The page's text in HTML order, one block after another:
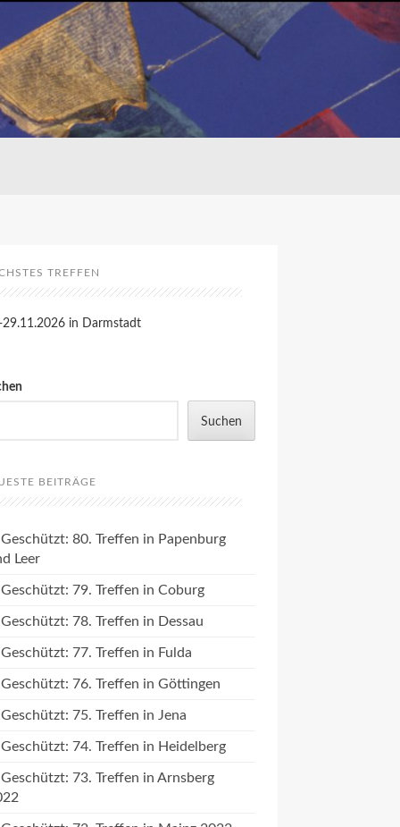
TREFFEN
29.11.2026 in Darmstadt
Suchen
BEITRÄGE
Geschützt: 80. Treffen in Papenburg
Leer
Geschützt: 79. Treffen in Coburg
Geschützt: 78. Treffen in Dessau
Geschützt: 77. Treffen in Fulda
Geschützt: 76. Treffen in Göttingen
Geschützt: 75. Treffen in Jena
Geschützt: 74. Treffen in Heidelberg
Geschützt: 73. Treffen in Arnsberg